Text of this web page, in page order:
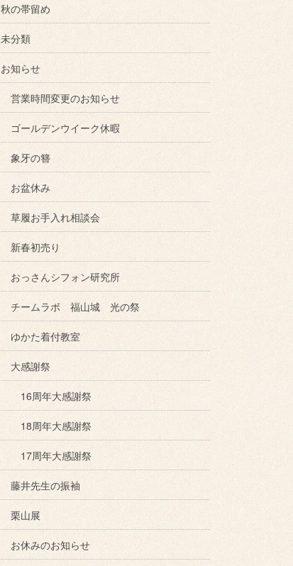
秋の帯留め
未分類
お知らせ
営業時間変更のお知らせ
ゴールデンウイーク休暇
象牙の簪
お盆休み
草履お手入れ相談会
新春初売り
おっさんシフォン研究所
チームラボ 福山城 光の祭
ゆかた着付教室
大感謝祭
16周年大感謝祭
18周年大感謝祭
17周年大感謝祭
藤井先生の振袖
栗山展
お休みのお知らせ